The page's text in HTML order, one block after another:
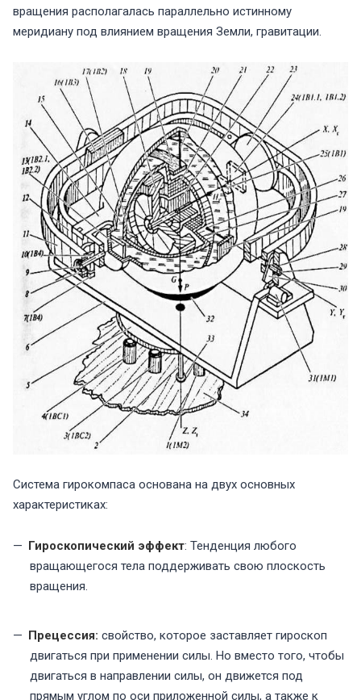
вращения располагалась параллельно истинному
меридиану под влиянием вращения Земли, гравитации.
Система гирокомпаса основана на двух основных
характеристиках:
Гироскопический эффект: Тенденция любого
вращающегося тела поддерживать свою плоскость
вращения.
Прецессия: свойство, которое заставляет гироскоп
двигаться при применении силы. Но вместо того, чтобы
двигаться в направлении силы, он движется под
прямым углом по ​​оси приложенной силы, а также к